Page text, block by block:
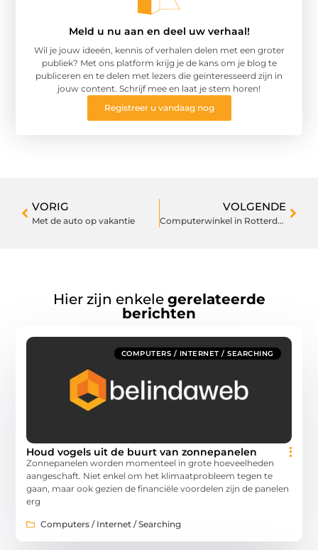
Meld u nu aan en deel uw verhaal!
Wil je jouw ideeën, kennis of verhalen delen met een groter
publiek? Met ons platform krijg je de kans om je blog te
publiceren en te delen met lezers die geïnteresseerd zijn in
jouw content. Schrijf mee en laat je stem horen!
Registreer u vandaag nog
VORIG
Met de auto op vakantie
VOLGENDE
Computerwinkel in Rotterdam
Hier zijn enkele gerelateerde
berichten
COMPUTERS / INTERNET / SEARCHING
Houd vogels uit de buurt van zonnepanelen
Zonnepanelen worden momenteel in grote hoeveelheden
aangeschaft. Niet enkel om het klimaatprobleem tegen te
gaan, maar ook gezien de financiële voordelen zijn de panelen
erg
Computers / Internet / Searching